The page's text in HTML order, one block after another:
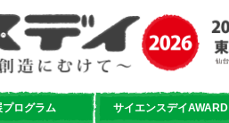
プログラム サイエンスデイAWARD